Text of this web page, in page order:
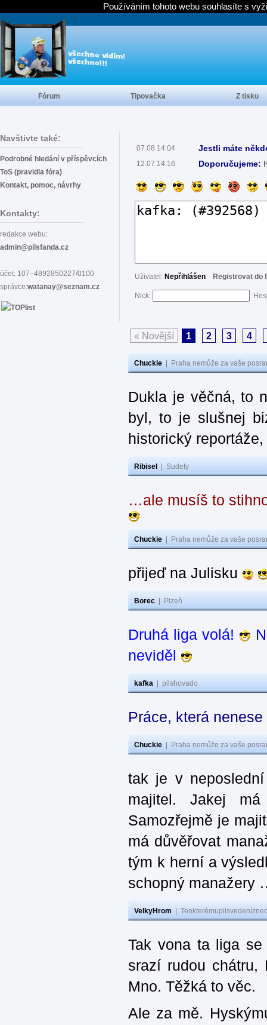
Navštivte také:
Podrobné hledání v příspěvcích
ToS (pravidla fóra)
Kontakt, pomoc, návrhy
Kontakty:
redakce webu:
admin@pilsfanda.cz
účet: 107–4892850227/0100
správce:watanay@seznam.cz
07.08 14:04 Jestli máte
12.07 14:16 Doporučujeme:
Uživatel: Nepřihlášen Registrovat do
Nick:
« Novější 1 2 3 4
Chuckie Praha nemůže za vaše
Dukla je věčná, to
byl, to je slušnej
historický
Ribisel Sudety
…ale musíš to
Chuckie Praha nemůže za vaše
přijeď na Julisku
Borec Plzeň
Druhá liga volá!
neviděl
kafka pilshovado
Práce, která
Chuckie Praha nemůže za vaše
tak je v
majitel. Jakej má
Samozřejmě je
má důvěřovat
tým k herní a
schopný manažery
VelkyHrom
Tak vona ta liga
srazí rudou
Mno. Těžká to věc.
Ale za mě.
Fórum Tipovačka Z tisku
Používáním tohoto webu souhlasíte s